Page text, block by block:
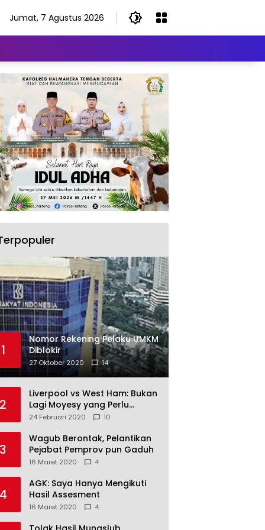
Jumat, 7 Agustus 2026
1
Nomor Rekening Pelaku UMKM
Diblokir
27 Oktober 2020 14
2
Liverpool vs West Ham: Bukan
Lagi Moyesy yang Perlu
Ditakuti
24 Februari 2020 10
3
Wagub Berontak, Pelantikan
Pejabat Pemprov pun Gaduh
16 Maret 2020 4
4
AGK: Saya Hanya Mengikuti
Hasil Assesment
16 Maret 2020 4